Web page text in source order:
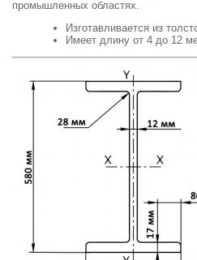
промышленных областях.
Изготавливается из
Имеет длину от 4 до 12